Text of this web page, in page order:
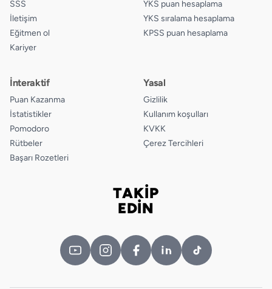
SSS
İletişim
Eğitmen ol
Kariyer
YKS puan hesaplama
YKS sıralama hesaplama
KPSS puan hesaplama
İnteraktif
Puan Kazanma
İstatistikler
Pomodoro
Rütbeler
Başarı Rozetleri
Yasal
Gizlilik
Kullanım koşulları
KVKK
Çerez Tercihleri
TAKİP
EDİN